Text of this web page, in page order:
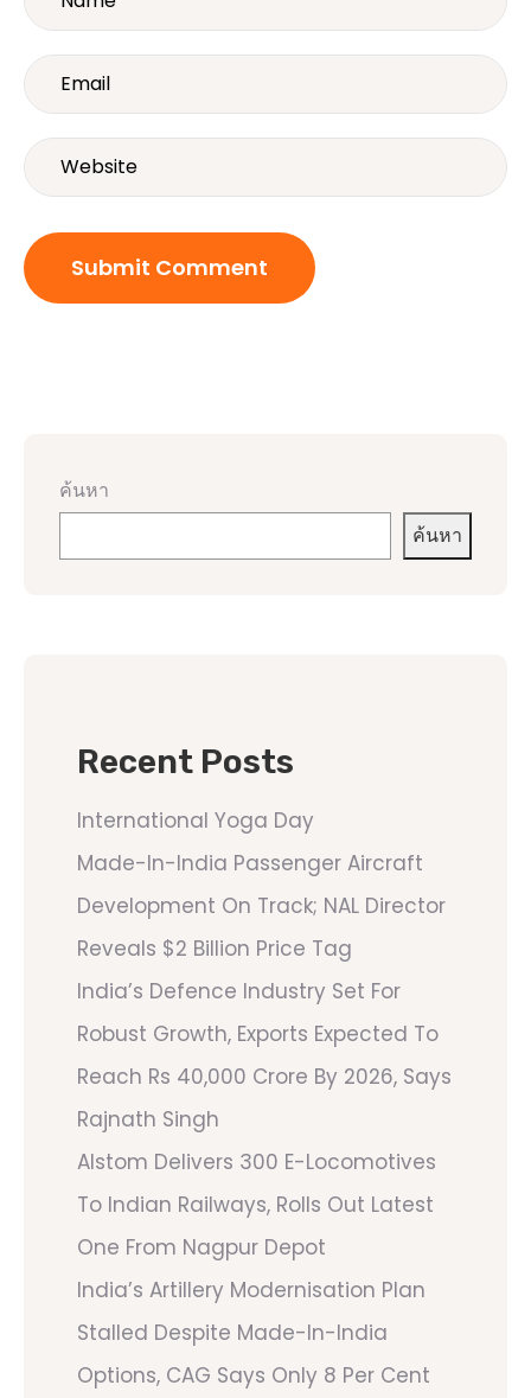
ค้นหา
ค้นหา
Recent Posts
International Yoga Day
Made-In-India Passenger Aircraft
Development On Track; NAL Director
Reveals $2 Billion Price Tag
India’s Defence Industry Set For
Robust Growth, Exports Expected To
Reach Rs 40,000 Crore By 2026, Says
Rajnath Singh
Alstom Delivers 300 E-Locomotives
To Indian Railways, Rolls Out Latest
One From Nagpur Depot
India’s Artillery Modernisation Plan
Stalled Despite Made-In-India
Options, CAG Says Only 8 Per Cent